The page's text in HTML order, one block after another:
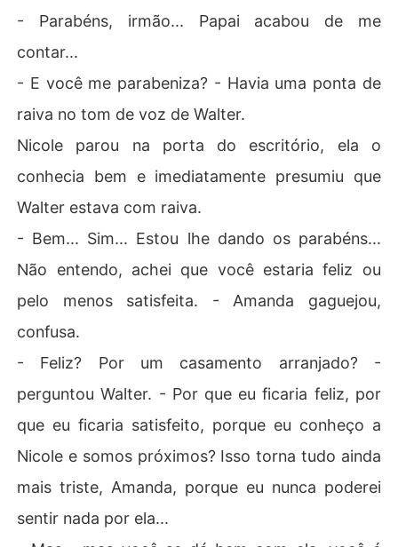
- Parabéns, irmão... Papai acabou de me
contar...
- E você me parabeniza? - Havia uma ponta de
raiva no tom de voz de Walter.
Nicole parou na porta do escritório, ela o
conhecia bem e imediatamente presumiu que
Walter estava com raiva.
- Bem... Sim... Estou lhe dando os parabéns...
Não entendo, achei que você estaria feliz ou
pelo menos satisfeita. - Amanda gaguejou,
confusa.
- Feliz? Por um casamento arranjado? -
perguntou Walter. - Por que eu ficaria feliz, por
que eu ficaria satisfeito, porque eu conheço a
Nicole e somos próximos? Isso torna tudo ainda
mais triste, Amanda, porque eu nunca poderei
sentir nada por ela...